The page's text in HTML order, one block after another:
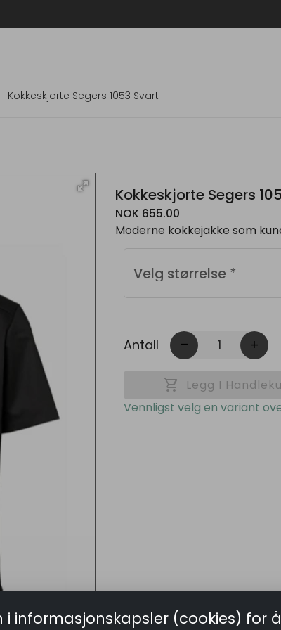
Kokkeskjorte Segers 1053 Svart
Kokkeskjorte Segers
NOK 655.00
Moderne kokkejakke som
Velg størrelse *
Antall remove add
shopping_cart
Legg I
Vennligst velg en variant
informasjonskapsler (cookies) for